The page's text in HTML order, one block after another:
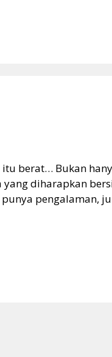
itu berat… Bukan
diharapkan
pengalaman,